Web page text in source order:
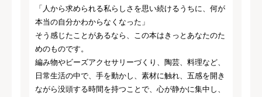
「人から求められる私らしさを思い続けるうちに、何が
本当の自分かわからなくなった」
そう感じたことがあるなら、この本はきっとあなたのた
めのものです。
編み物やビーズアクセサリーづくり、陶芸、料理など、
日常生活の中で、手を動かし、素材に触れ、五感を開き
ながら没頭する時間を持つことで、心が静かに集中し、